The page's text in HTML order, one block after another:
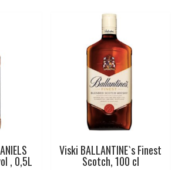
, 0,5L
Viski BALLANTINE`s Finest
Scotch, 100 cl